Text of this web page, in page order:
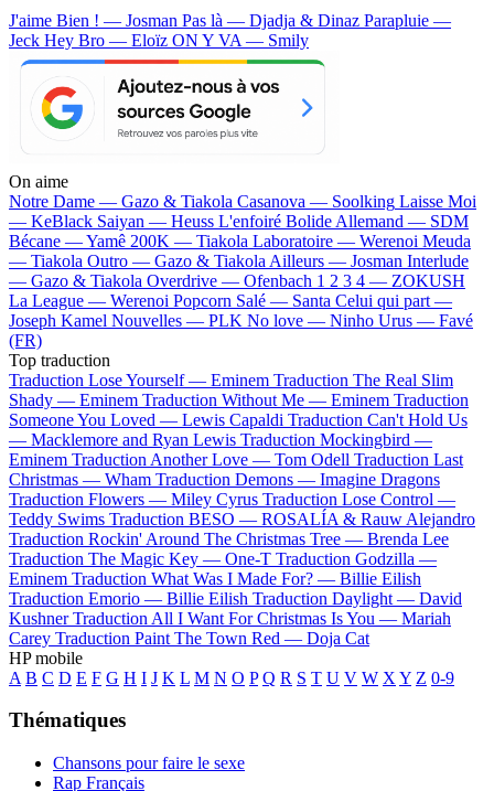
J'aime Bien ! — Josman Pas là — Djadja & Dinaz Parapluie —
Jeck Hey Bro — Eloïz ON Y VA — Smily
On aime
Notre Dame — Gazo & Tiakola Casanova — Soolking Laisse Moi
— KeBlack Saiyan — Heuss L'enfoiré Bolide Allemand — SDM
Bécane —Yamê 200K — Tiakola Laboratoire — Werenoi Meuda
— Tiakola Outro — Gazo & Tiakola Ailleurs — Josman Interlude
— Gazo & Tiakola Overdrive — Ofenbach 1 2 3 4 — ZOKUSH
La League — Werenoi Popcorn Salé — Santa Celui qui part —
Joseph Kamel Nouvelles — PLK No love — Ninho Urus — Favé
(FR)
Top traduction
Traduction Lose Yourself — Eminem Traduction The Real Slim
Shady — Eminem Traduction Without Me — Eminem Traduction
Someone You Loved — Lewis Capaldi Traduction Can't Hold Us
— Macklemore and Ryan Lewis Traduction Mockingbird —
Eminem Traduction Another Love — Tom Odell Traduction Last
Christmas — Wham Traduction Demons — Imagine Dragons
Traduction Flowers — Miley Cyrus Traduction Lose Control —
Teddy Swims Traduction BESO — ROSALÍA & Rauw Alejandro
Traduction Rockin' Around The Christmas Tree — Brenda Lee
Traduction The Magic Key — One-T Traduction Godzilla —
Eminem Traduction What Was I Made For? — Billie Eilish
Traduction Emorio — Billie Eilish Traduction Daylight — David
Kushner Traduction All I Want For Christmas Is You — Mariah
Carey Traduction Paint The Town Red — Doja Cat
HP mobile
A B C D E F G H I J K L M N O P Q R S T U V W X Y Z 0-9
Thématiques
Chansons pour faire le sexe
Rap Français